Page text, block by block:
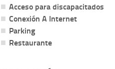
Acceso para discapacitados
Conexión A Internet
Parking
Restaurante